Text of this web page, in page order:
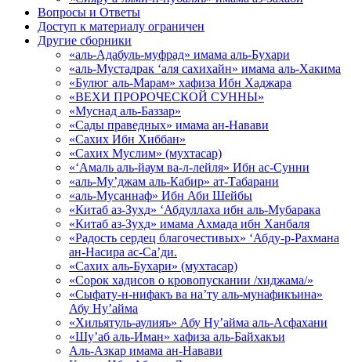
Вопросы и Ответы
Доступ к материалу ограничен
Другие сборники
«аль-Адабуль-муфрад» имама аль-Бухари
«аль-Мустадрак ‘аля сахихайн» имама аль-Хакима
«Булюг аль-Марам» хафиза Ибн Хаджара
«ВЕХИ ПРОРОЧЕСКОЙ СУННЫ»
«Муснад аль-Баззар»
«Сады праведных» имама ан-Навави
«Сахих Ибн Хиббан»
«Сахих Муслим» (мухтасар)
«‘Амаль аль-йаум ва-л-лейля» Ибн ас-Сунни
«аль-Му’джам аль-Кабир» ат-Табарани
«аль-Мусаннаф» Ибн Аби Шейбы
«Китаб аз-Зухд» ‘Абдуллаха ибн аль-Мубарака
«Китаб аз-Зухд» имама Ахмада ибн Ханбаля
«Радость сердец благочестивых» ‘Абду-р-Рахмана
ан-Насира ас-Са’ди.
«Сахих аль-Бухари» (мухтасар)
«Сорок хадисов о кровопускании /хиджама/»
«Сыфату-н-нифакъ ва на’ту аль-мунафикъина»
Абу Ну’айма
«Хильятуль-аулияъ» Абу Ну’айма аль-Асфахани
«Шу’аб аль-Иман» хафиза аль-Байхакъи
Аль-Азкар имама ан-Навави